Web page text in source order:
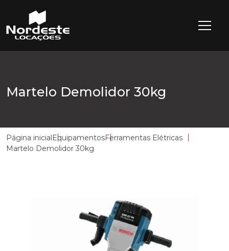
Martelo Demolidor 30kg
Página inicialEquipamentosFerramentas Elétricas
Martelo Demolidor 30kg